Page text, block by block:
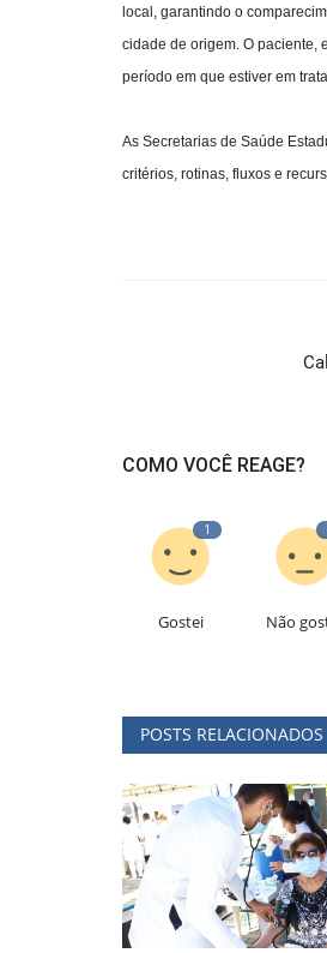
local, garantindo o
cidade de origem. O paciente,
período em que estiver em
As Secretarias de Saúde
critérios, rotinas, fluxos e
COMO VOCÊ REAGE?
1
Gostei Não
POSTS RELACIONADOS